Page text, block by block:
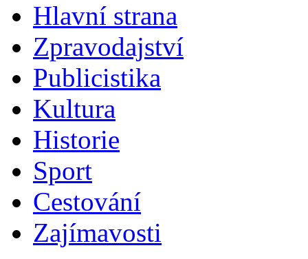
Hlavní strana
Zpravodajství
Publicistika
Kultura
Historie
Sport
Cestování
Zajímavosti